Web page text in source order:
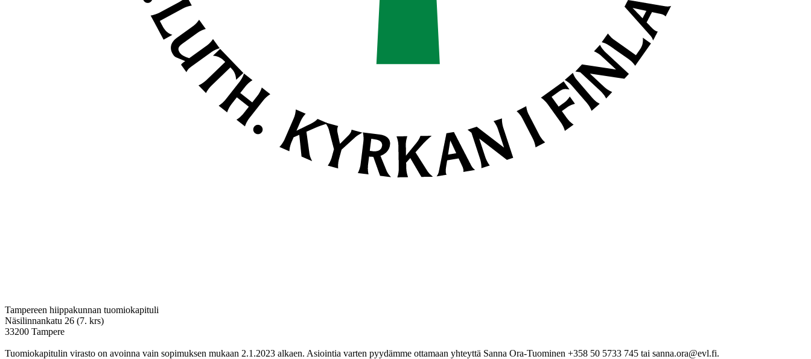
Tampereen hiippakunnan tuomiokapituli
Näsilinnankatu 26 (7. krs)
33200 Tampere
Tuomiokapitulin virasto on avoinna vain sopimuksen mukaan 2.1.2023 alkaen. Asiointia varten pyydämme ottamaan yhteyttä Sanna Ora-Tuominen +358 50 5733 745 tai sanna.ora@evl.fi.